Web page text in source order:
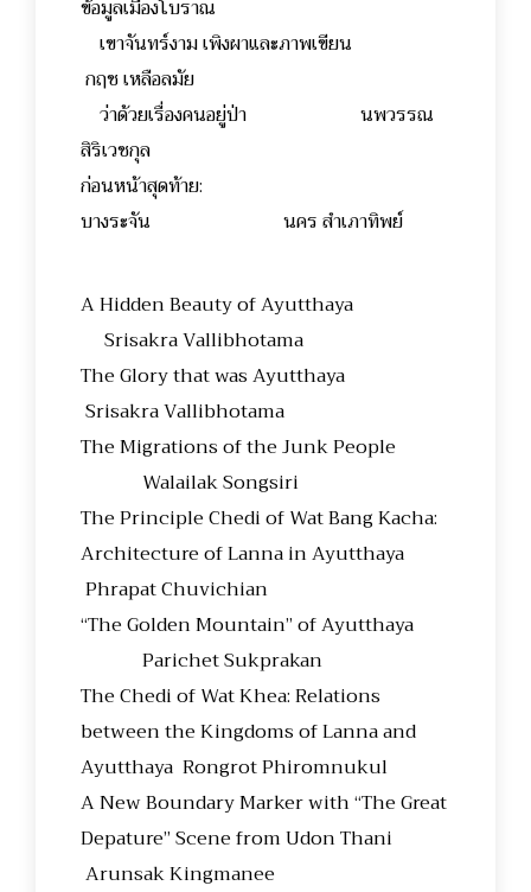
ข้อมูลเมืองโบราณ
เขาจันทร์งาม เพิงผาและภาพเขียน
กฤช เหลือลมัย
ว่าด้วยเรื่องคนอยู่ป่า นพวรรณ
สิริเวชกุล
ก่อนหน้าสุดท้าย:
บางระจัน นคร สำเภาทิพย์
A Hidden Beauty of Ayutthaya
Srisakra Vallibhotama
The Glory that was Ayutthaya
Srisakra Vallibhotama
The Migrations of the Junk People
Walailak Songsiri
The Principle Chedi of Wat Bang Kacha:
Architecture of Lanna in Ayutthaya
Phrapat Chuvichian
“The Golden Mountain” of Ayutthaya
Parichet Sukprakan
The Chedi of Wat Khea: Relations
between the Kingdoms of Lanna and
Ayutthaya Rongrot Phiromnukul
A New Boundary Marker with “The Great
Depature” Scene from Udon Thani
Arunsak Kingmanee